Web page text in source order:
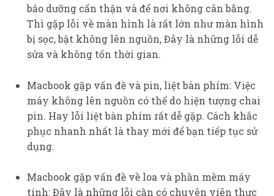
bảo dưỡng cẩn thận và để nơi không cân bằng.
Thì gặp lỗi về màn hình là rất lớn như màn hình
bị sọc, bật không lên nguồn, Đây là những lỗi dễ
sửa và không tốn thời gian.
Macbook gặp vấn đề và pin, liệt bàn phím: Việc
máy không lên nguồn có thể do hiện tượng chai
pin. Hay lỗi liệt bàn phím rất dễ gặp. Cách khắc
phục nhanh nhất là thay mới để bạn tiếp tục sử
dụng.
Macbook gặp vấn đề về loa và phần mềm máy
tính: Đây là những lỗi cần có chuyên viên thực